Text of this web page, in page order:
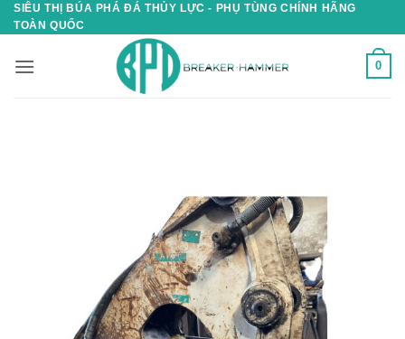
Skip
to
SIÊU THỊ BÚA PHÁ ĐÁ THỦY LỰC - PHỤ TÙNG CHÍNH HÃNG
TOÀN QUỐC
0